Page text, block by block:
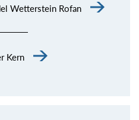
Wetterstein Rofan
Kern